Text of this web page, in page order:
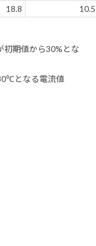
18.8 10.5
初期値から30%とな
となる電流値